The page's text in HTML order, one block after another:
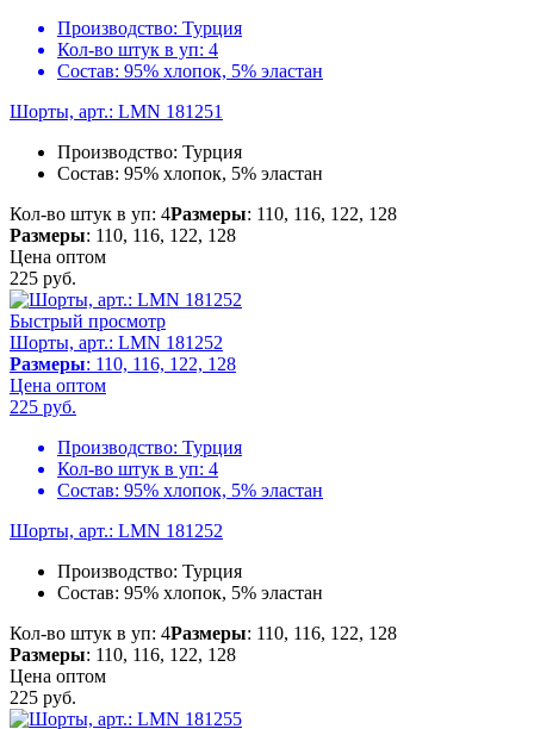
Производство: Турция
Кол-во штук в уп: 4
Состав: 95% хлопок, 5% эластан
Шорты, арт.: LMN 181251
Производство: Турция
Состав: 95% хлопок, 5% эластан
Кол-во штук в уп: 4Размеры: 110, 116, 122, 128
Размеры: 110, 116, 122, 128
Цена оптом
225 руб.
Быстрый просмотр
Шорты, арт.: LMN 181252
Размеры: 110, 116, 122, 128
Цена оптом
225 руб.
Производство: Турция
Кол-во штук в уп: 4
Состав: 95% хлопок, 5% эластан
Шорты, арт.: LMN 181252
Производство: Турция
Состав: 95% хлопок, 5% эластан
Кол-во штук в уп: 4Размеры: 110, 116, 122, 128
Размеры: 110, 116, 122, 128
Цена оптом
225 руб.